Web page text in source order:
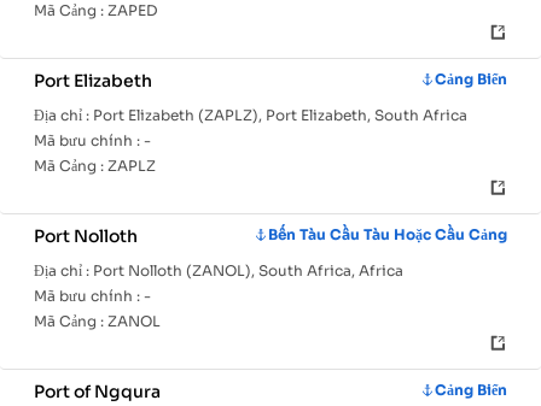
Mã Cảng : ZAPED
Port Elizabeth
Cảng Biển
Địa chỉ : Port Elizabeth (ZAPLZ), Port Elizabeth, South Africa
Mã bưu chính : -
Mã Cảng : ZAPLZ
Port Nolloth
Bến Tàu Cầu Tàu Hoặc Cầu Cảng
Địa chỉ : Port Nolloth (ZANOL), South Africa, Africa
Mã bưu chính : -
Mã Cảng : ZANOL
Port of Ngqura
Cảng Biển